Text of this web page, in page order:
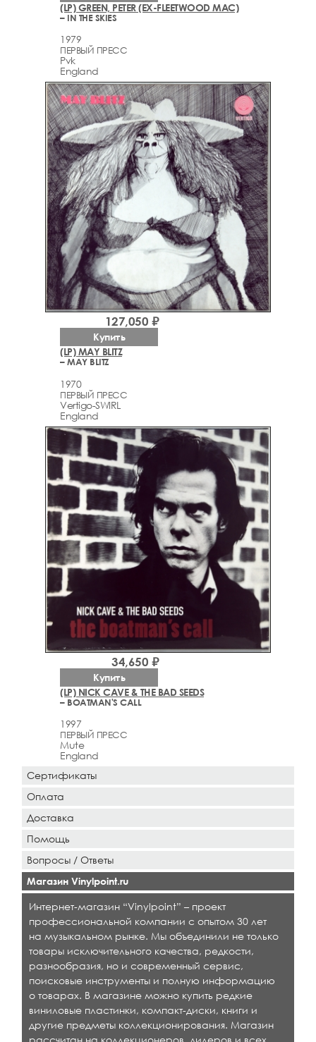
(LP) GREEN, PETER (EX-FLEETWOOD MAC)
– IN THE SKIES
1979
ПЕРВЫЙ ПРЕСС
Pvk
England
(LP) MAY BLITZ
– MAY BLITZ
1970
ПЕРВЫЙ ПРЕСС
Vertigo-SWIRL
England
127,050 ₽
Купить
(LP) NICK CAVE & THE BAD SEEDS
– BOATMAN'S CALL
1997
ПЕРВЫЙ ПРЕСС
Mute
England
34,650 ₽
Купить
Сертификаты
Оплата
Доставка
Помощь
Вопросы / Ответы
Магазин Vinylpoint.ru
Интернет-магазин “Vinylpoint” – проект
профессиональной компании с опытом 30 лет
на музыкальном рынке. Мы объединили не только
товары исключительного качества, редкости,
разнообразия, но и современный сервис,
поисковые инструменты и полную информацию
о товарах. В магазине можно купить редкие
виниловые пластинки, компакт-диски, книги и
другие предметы коллекционирования. Магазин
рассчитан на коллекционеров, дилеров и всех